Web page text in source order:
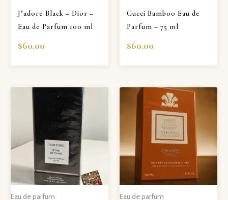
J’adore Black – Dior –
Eau de Parfum 100 ml
$60.00
Gucci Bamboo Eau de
Parfum – 75 ml
$60.00
Eau de parfum Eau de parfum